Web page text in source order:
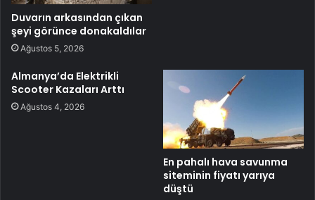
Duvarın arkasından çıkan
şeyi görünce donakaldılar
Ağustos 5, 2026
Almanya’da Elektrikli
Scooter Kazaları Arttı
Ağustos 4, 2026
En pahalı hava savunma
siteminin fiyatı yarıya
düştü